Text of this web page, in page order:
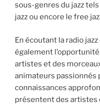
sous-genres du jazz
jazz ou encore le free
En écoutant la radio
également
artistes et des
animateurs passionnés
connaissances
présentent des artistes